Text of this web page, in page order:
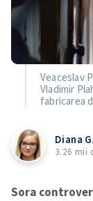
Veaceslav
Vladimir
fabricarea
Diana
3.26 mii
Sora